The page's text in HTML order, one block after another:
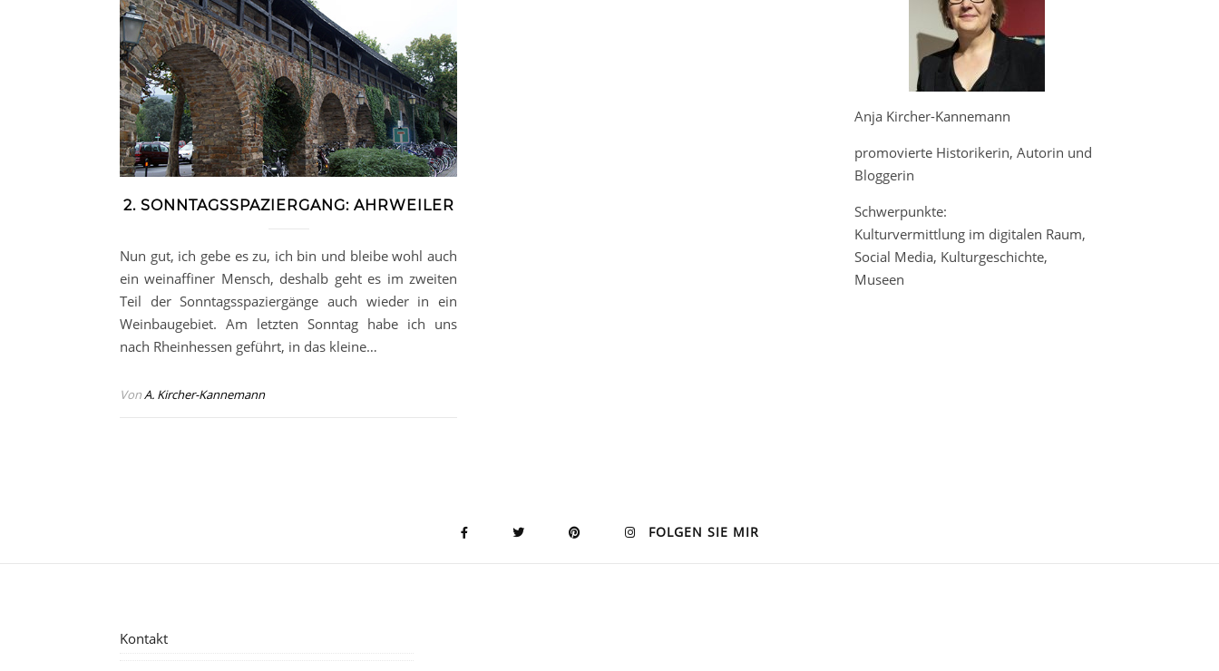
2. SONNTAGSSPAZIERGANG: AHRWEILER
Nun gut, ich gebe es zu, ich bin und bleibe wohl auch
ein weinaffiner Mensch, deshalb geht es im zweiten
Teil der Sonntagsspaziergänge auch wieder in ein
Weinbaugebiet. Am letzten Sonntag habe ich uns
nach Rheinhessen geführt, in das kleine…
VonA. Kircher-Kannemann
Anja Kircher-Kannemann
promovierte Historikerin, Autorin und
Bloggerin
Schwerpunkte:
Kulturvermittlung im digitalen Raum,
Social Media, Kulturgeschichte,
Museen
FOLGEN SIE MIR
Kontakt